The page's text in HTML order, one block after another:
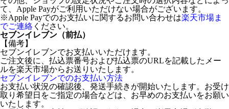
て、Apple Payがご利用いただけない場合がございます。
※Apple Payでのお支払いに関するお問い合わせは楽天市場ま
でご連絡 ください。
セブンイレブン（前払）
【備考】
セブンイレブンでお支払いいただけます。
ご注文後に、払込票番号および払込票のURLを記載したメー
ルを楽天市場からお送りいたします。
セブンイレブンでのお支払い方法
お支払い状況の確認後、発送手続きが開始いたします。お受け
取り希望日をご指定の場合などは、お早めのお支払いをお願い
いたします。